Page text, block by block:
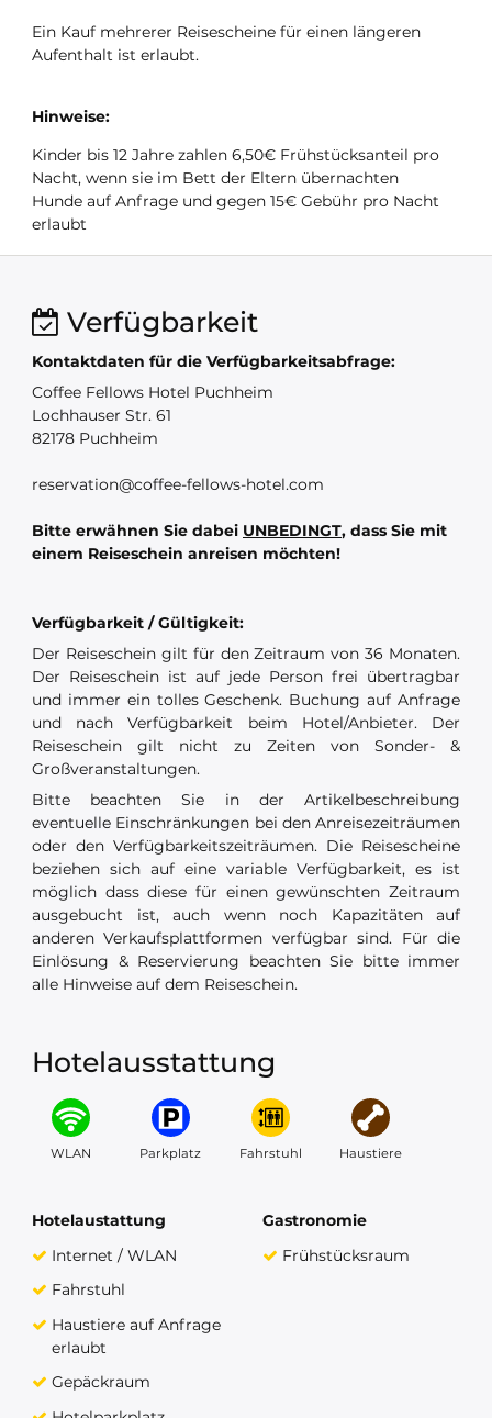
Ein Kauf mehrerer Reisescheine für einen längeren
Aufenthalt ist erlaubt.
Hinweise:
Kinder bis 12 Jahre zahlen 6,50€ Frühstücksanteil pro
Nacht, wenn sie im Bett der Eltern übernachten
Hunde auf Anfrage und gegen 15€ Gebühr pro Nacht
erlaubt
Verfügbarkeit
Kontaktdaten für die Verfügbarkeitsabfrage:
Coffee Fellows Hotel Puchheim
Lochhauser Str. 61
82178 Puchheim
reservation@coffee-fellows-hotel.com
Bitte erwähnen Sie dabei UNBEDINGT, dass Sie mit
einem Reiseschein anreisen möchten!
Verfügbarkeit / Gültigkeit:
Der Reiseschein gilt für den Zeitraum von 36 Monaten.
Der Reiseschein ist auf jede Person frei übertragbar
und immer ein tolles Geschenk. Buchung auf Anfrage
und nach Verfügbarkeit beim Hotel/Anbieter. Der
Reiseschein gilt nicht zu Zeiten von Sonder- &
Großveranstaltungen.
Bitte beachten Sie in der Artikelbeschreibung
eventuelle Einschränkungen bei den Anreisezeiträumen
oder den Verfügbarkeitszeiträumen. Die Reisescheine
beziehen sich auf eine variable Verfügbarkeit, es ist
möglich dass diese für einen gewünschten Zeitraum
ausgebucht ist, auch wenn noch Kapazitäten auf
anderen Verkaufsplattformen verfügbar sind. Für die
Einlösung & Reservierung beachten Sie bitte immer
alle Hinweise auf dem Reiseschein.
Hotelausstattung
WLAN Parkplatz Fahrstuhl Haustiere
Hotelaustattung
Internet / WLAN
Fahrstuhl
Haustiere auf Anfrage
erlaubt
Gepäckraum
Gastronomie
Frühstücksraum